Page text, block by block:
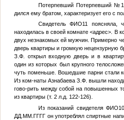
Потерпевший Потерпевший №1
дился ему братом, характеризует его с
СвидетельФИО11 поясняла,
находилась в своей комнате<адрес>. В
двух незнакомых ей мужчин. Примерно
дверь квартиры и громкую нецензурную
З.Ф. открыл входную дверь и в
один из которых был крупного
чуть поменьше. Вошедшие парни стали
Из ком-наты Азнабаева З.Ф. вышли
гово-рить между собой на повышенных
из квартиры (т. 2 л.д. 122-126).
Из показаний свидетеляФИО10
ДД.ММ.ГГГГон употреблял спиртные